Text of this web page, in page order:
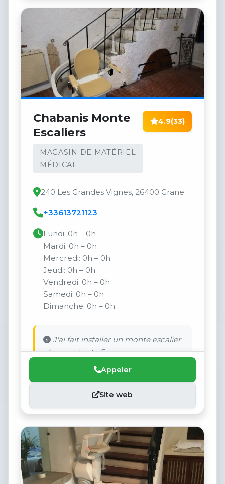
Chabanis Monte
Escaliers
MAGASIN DE MATÉRIEL
MÉDICAL
4.9(33)
240 Les Grandes Vignes, 26400 Grane
+33613721123
Lundi: 0h – 0h
Mardi: 0h – 0h
Mercredi: 0h – 0h
Jeudi: 0h – 0h
Vendredi: 0h – 0h
Samedi: 0h – 0h
Dimanche: 0h – 0h
J'ai fait installer un monte escalier
chez ma tante fin mars.
Appeler
Site web